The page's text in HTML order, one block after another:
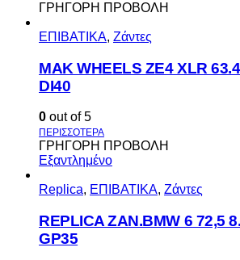
ΓΡΗΓΟΡΗ ΠΡΟΒΟΛΗ
ΕΠΙΒΑΤΙΚΑ, Ζάντες
MAK WHEELS ΖΕ4 XLR
DI40
0 out of 5
ΓΡΗΓΟΡΗ ΠΡΟΒΟΛΗ
Εξαντλημένο
Replica, ΕΠΙΒΑΤΙΚΑ, Ζάντες
REPLICA ZAN.BMW 6 72,5
GP35